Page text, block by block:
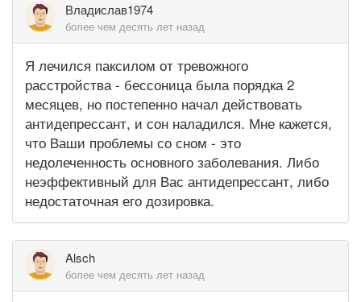
Владислав1974
более чем десять лет назад
Я лечился паксилом от тревожного
расстройства - бессоница была порядка 2
месяцев, но постепенно начал действовать
антидепрессант, и сон наладился. Мне кажется,
что Ваши проблемы со сном - это
недолеченность основного заболевания. Либо
неэффективный для Вас антидепрессант, либо
недостаточная его дозировка.
Alsch
более чем десять лет назад